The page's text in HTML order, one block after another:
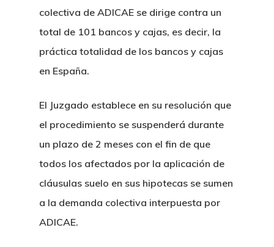
colectiva de ADICAE se dirige contra un
total de 101 bancos y cajas, es decir, la
práctica totalidad de los bancos y cajas
en España.
El Juzgado establece en su resolución que
el procedimiento se suspenderá durante
un plazo de 2 meses con el fin de que
todos los afectados por la aplicación de
cláusulas suelo en sus hipotecas se sumen
a la demanda colectiva interpuesta por
ADICAE.